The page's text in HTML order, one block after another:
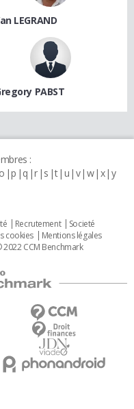
LEGRAND
PABST
:
o p q r s t u v w x y
Recrutement
Societé
cookies
Mentions légales
2022 CCM Benchmark